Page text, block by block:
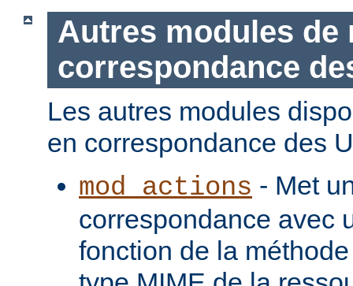
Autres modules de
correspondance
Les autres modules
en correspondance des
mod_actions - Met
correspondance avec
fonction de la